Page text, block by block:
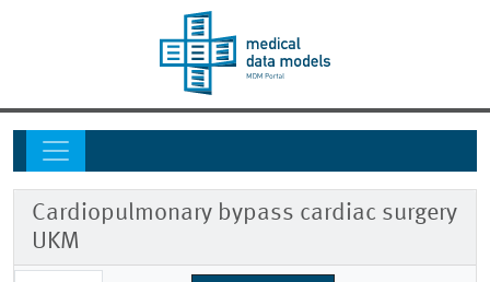
Cardiopulmonary bypass cardiac surgery
UKM